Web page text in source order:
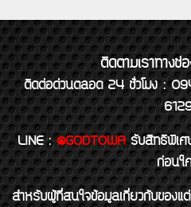
ติดตามเราทางช่อ
ติดต่อด่วนตลอด 24 ชั่วโมง :
LINE : @GODTOWA รับสิทธิพิเศ
ก่อนใ
สำหรับผู้ที่สนใจข้อมูลเกี่ยวกับของแ